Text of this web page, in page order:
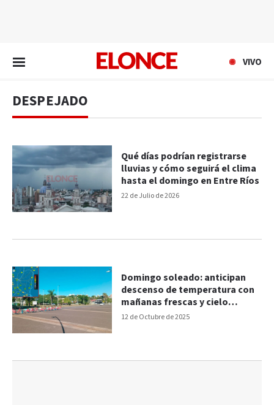
VIVO
DESPEJADO
22 de Julio de 2026
Qué días podrían registrarse
lluvias y cómo seguirá el clima
hasta el domingo en Entre Ríos
12 de Octubre de 2025
Domingo soleado: anticipan
descenso de temperatura con
mañanas frescas y cielo
despejado